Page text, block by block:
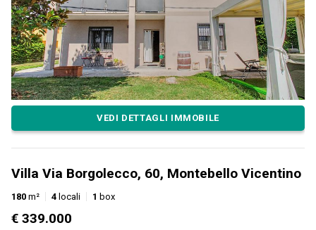
VEDI DETTAGLI IMMOBILE
Villa Via Borgolecco, 60, Montebello Vicentino
180 m² 4 locali 1 box
€ 339.000